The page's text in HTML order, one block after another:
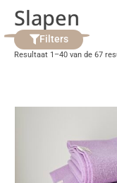
Slapen
Filters
Resultaat 1–40 van de 67